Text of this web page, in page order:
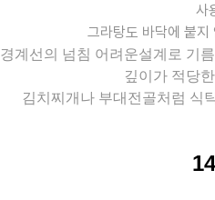
사
그라탕도 바닥에 붙
경계선의 넘침 어려운설계로 기
깊이가 적당
김치찌개나 부대전골처럼 식